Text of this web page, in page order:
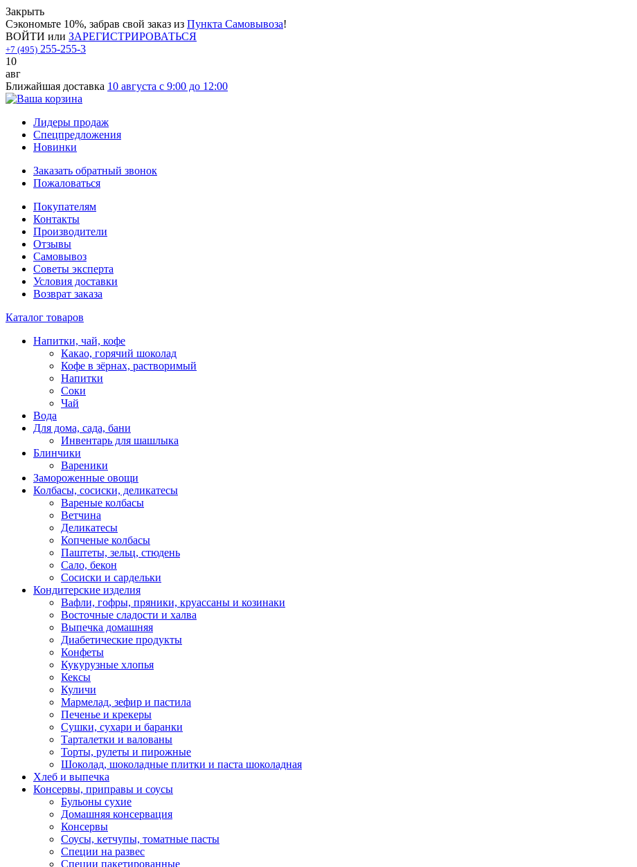
Закрыть
Сэкономьте 10%, забрав свой заказ из Пункта Самовывоза!
ВОЙТИ или ЗАРЕГИСТРИРОВАТЬСЯ
+7 (495) 255-255-3
10
авг
Ближайшая доставка 10 августа с 9:00 до 12:00
Лидеры продаж
Спецпредложения
Новинки
Заказать обратный звонок
Пожаловаться
Покупателям
Контакты
Производители
Отзывы
Самовывоз
Советы эксперта
Условия доставки
Возврат заказа
Каталог товаров
Напитки, чай, кофе
Какао, горячий шоколад
Кофе в зёрнах, растворимый
Напитки
Соки
Чай
Вода
Для дома, сада, бани
Инвентарь для шашлыка
Блинчики
Вареники
Замороженные овощи
Колбасы, сосиски, деликатесы
Вареные колбасы
Ветчина
Деликатесы
Копченые колбасы
Паштеты, зельц, стюдень
Сало, бекон
Сосиски и сардельки
Кондитерские изделия
Вафли, гофры, пряники, круассаны и козинаки
Восточные сладости и халва
Выпечка домашняя
Диабетические продукты
Конфеты
Кукурузные хлопья
Кексы
Куличи
Мармелад, зефир и пастила
Печенье и крекеры
Сушки, сухари и баранки
Тарталетки и валованы
Торты, рулеты и пирожные
Шоколад, шоколадные плитки и паста шоколадная
Хлеб и выпечка
Консервы, приправы и соусы
Бульоны сухие
Домашняя консервация
Консервы
Соусы, кетчупы, томатные пасты
Специи на развес
Специи пакетированные